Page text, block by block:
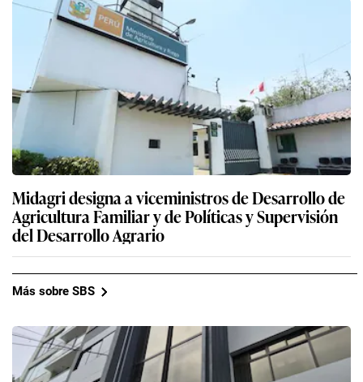
Midagri designa a viceministros de Desarrollo de
Agricultura Familiar y de Políticas y Supervisión
del Desarrollo Agrario
Más sobre SBS